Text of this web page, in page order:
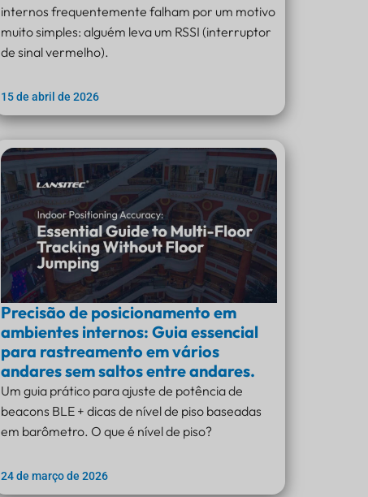
internos frequentemente falham por um motivo
muito simples: alguém leva um RSSI (interruptor
de sinal vermelho).
15 de abril de 2026
Precisão de posicionamento em
ambientes internos: Guia essencial
para rastreamento em vários
andares sem saltos entre andares.
Um guia prático para ajuste de potência de
beacons BLE + dicas de nível de piso baseadas
em barômetro. O que é nível de piso?
24 de março de 2026